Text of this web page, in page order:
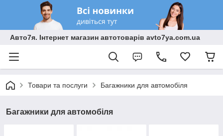
Авто7я. Інтернет магазин автотоварів avto7ya.com.ua
Товари та послуги Багажники для автомобіля
Багажники для автомобіля